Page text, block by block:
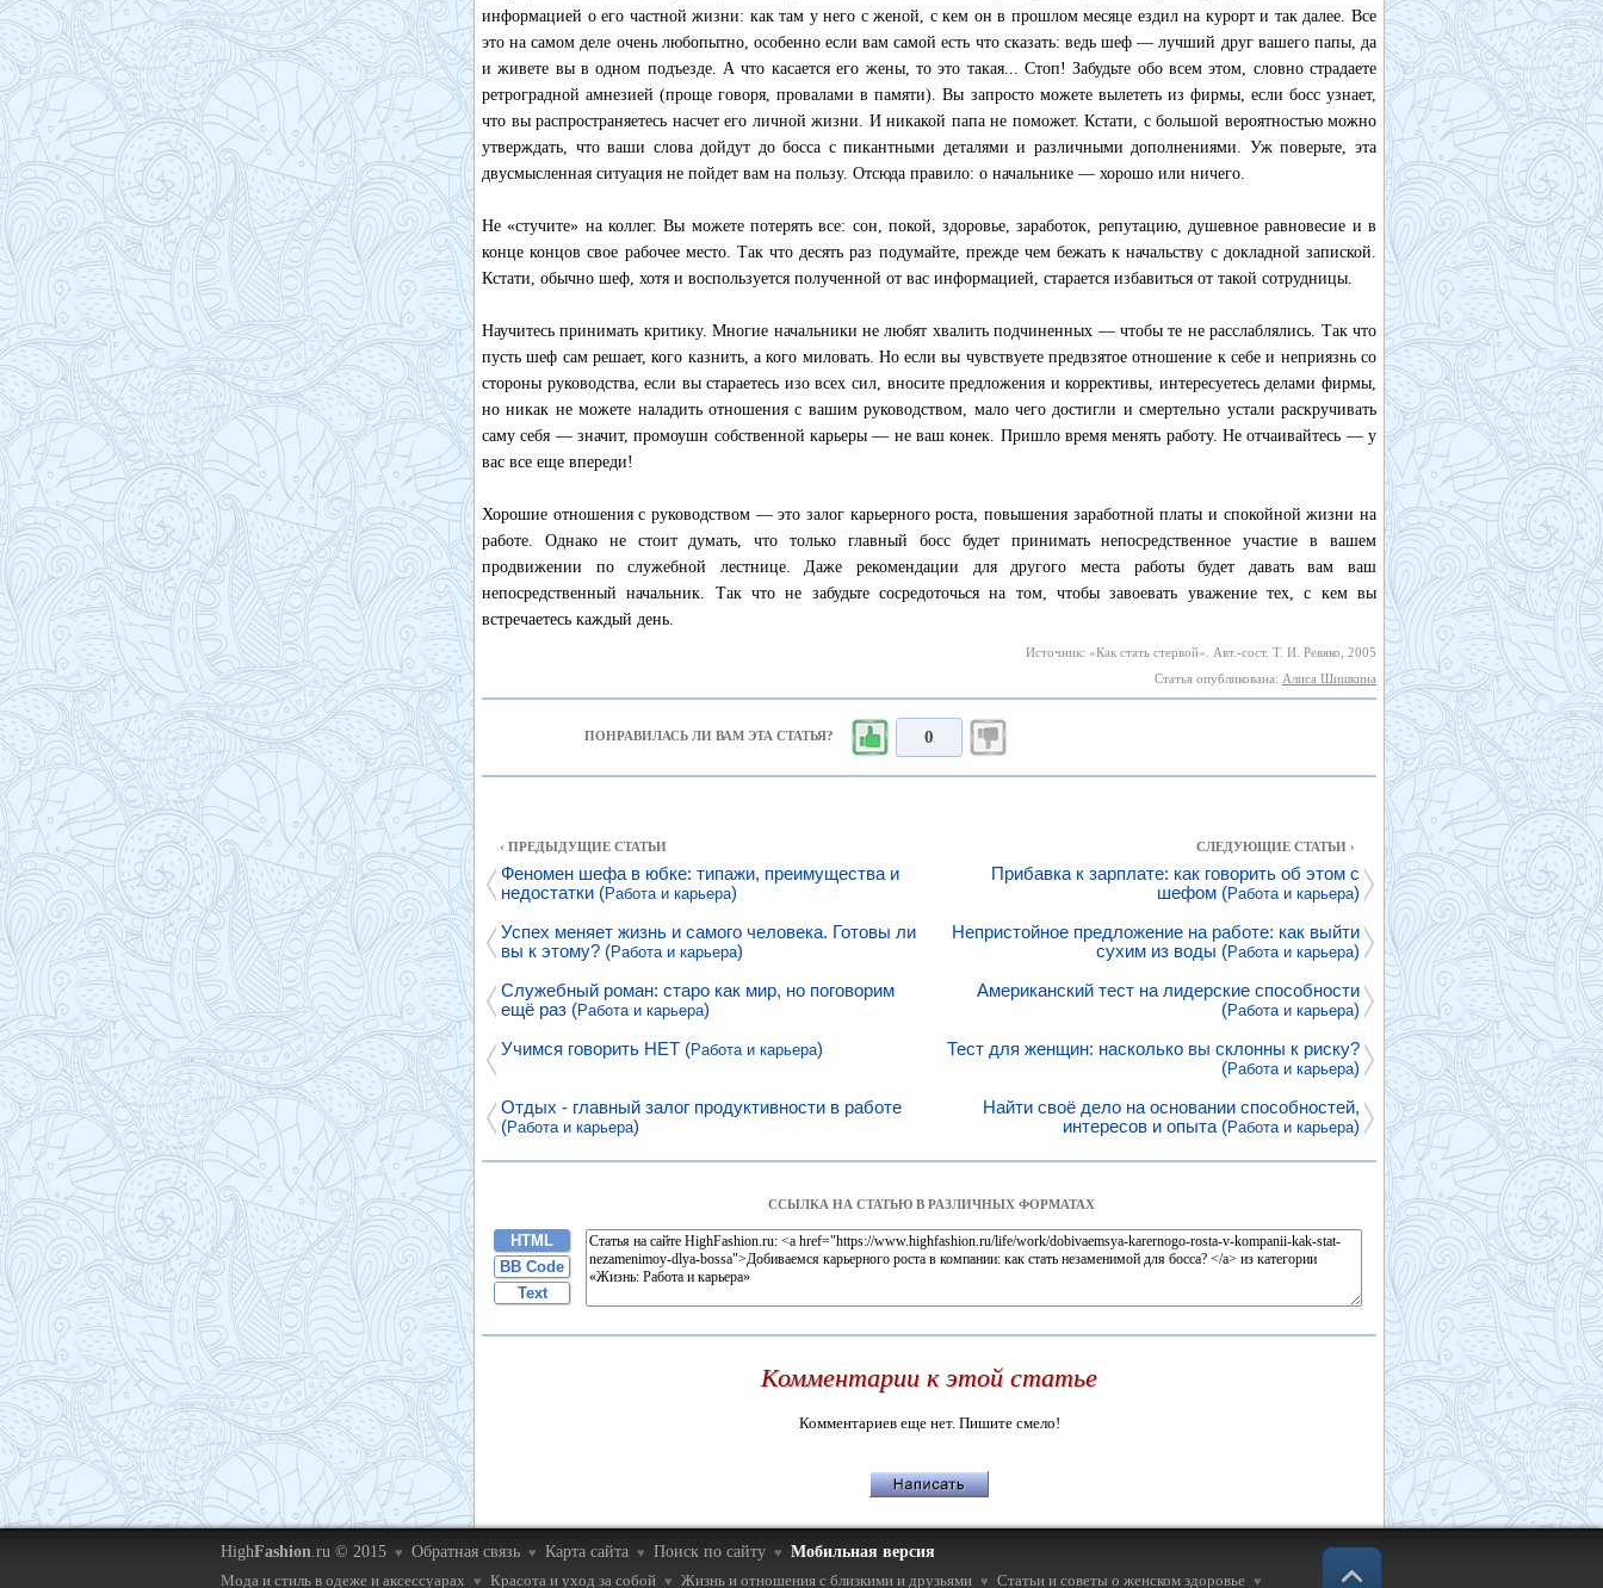
информацией о его частной жизни: как там у него с женой, с кем он в прошлом месяце ездил на курорт и так далее. Все
это на самом деле очень любопытно, особенно если вам самой есть что сказать: ведь шеф — лучший друг вашего папы, да
и живете вы в одном подъезде. А что касается его жены, то это такая... Стоп! Забудьте обо всем этом, словно страдаете
ретроградной амнезией (проще говоря, провалами в памяти). Вы запросто можете вылететь из фирмы, если босс узнает,
что вы распространяетесь насчет его личной жизни. И никакой папа не поможет. Кстати, с большой вероятностью можно
утверждать, что ваши слова дойдут до босса с пикантными деталями и различными дополнениями. Уж поверьте, эта
двусмысленная ситуация не пойдет вам на пользу. Отсюда правило: о начальнике — хорошо или ничего.
Не «стучите» на коллег. Вы можете потерять все: сон, покой, здоровье, заработок, репутацию, душевное равновесие и в
конце концов свое рабочее место. Так что десять раз подумайте, прежде чем бежать к начальству с докладной запиской.
Кстати, обычно шеф, хотя и воспользуется полученной от вас информацией, старается избавиться от такой сотрудницы.
Научитесь принимать критику. Многие начальники не любят хвалить подчиненных — чтобы те не расслаблялись. Так что
пусть шеф сам решает, кого казнить, а кого миловать. Но если вы чувствуете предвзятое отношение к себе и неприязнь со
стороны руководства, если вы стараетесь изо всех сил, вносите предложения и коррективы, интересуетесь делами фирмы,
но никак не можете наладить отношения с вашим руководством, мало чего достигли и смертельно устали раскручивать
саму себя — значит, промоушн собственной карьеры — не ваш конек. Пришло время менять работу. Не отчаивайтесь — у
вас все еще впереди!
Хорошие отношения с руководством — это залог карьерного роста, повышения заработной платы и спокойной жизни на
работе. Однако не стоит думать, что только главный босс будет принимать непосредственное участие в вашем
продвижении по служебной лестнице. Даже рекомендации для другого места работы будет давать вам ваш
непосредственный начальник. Так что не забудьте сосредоточься на том, чтобы завоевать уважение тех, с кем вы
встречаетесь каждый день.
Источник: «Как стать стервой». Авт.-сост. Т. И. Ревяко, 2005
Статья опубликована: Алиса Шишкина
ПОНРАВИЛАСЬ ЛИ ВАМ ЭТА СТАТЬЯ? 0
‹ ПРЕДЫДУЩИЕ СТАТЬИ
Феномен шефа в юбке: типажи, преимущества и
недостатки (Работа и карьера)
Успех меняет жизнь и самого человека. Готовы ли
вы к этому? (Работа и карьера)
Служебный роман: старо как мир, но поговорим
ещё раз (Работа и карьера)
Учимся говорить НЕТ (Работа и карьера)
Отдых - главный залог продуктивности в работе
(Работа и карьера)
СЛЕДУЮЩИЕ СТАТЬИ ›
Прибавка к зарплате: как говорить об этом с
шефом (Работа и карьера)
Непристойное предложение на работе: как выйти
сухим из воды (Работа и карьера)
Американский тест на лидерские способности
(Работа и карьера)
Тест для женщин: насколько вы склонны к риску?
(Работа и карьера)
Найти своё дело на основании способностей,
интересов и опыта (Работа и карьера)
ССЫЛКА НА СТАТЬЮ В РАЗЛИЧНЫХ ФОРМАТАХ
HTML
BB Code
Text
Комментарии к этой статье
Комментариев еще нет. Пишите смело!
HighFashion.ru © 2015 ♥ Обратная связь ♥ Карта сайта ♥ Поиск по сайту ♥
Мобильная версия
Мода и стиль в одеже и аксессуарах
♥ Красота и уход за собой ♥ Жизнь и отношения с близкими и друзьями ♥ Статьи и советы о женском здоровье ♥